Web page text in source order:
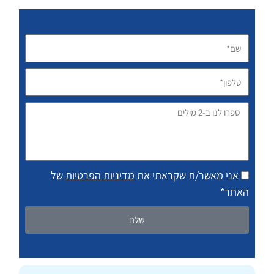
טלפון*
ספרו
מילים
אני מאשר/ת שקראתי את מדיניות הפרטיותשל
האתר*
שלח